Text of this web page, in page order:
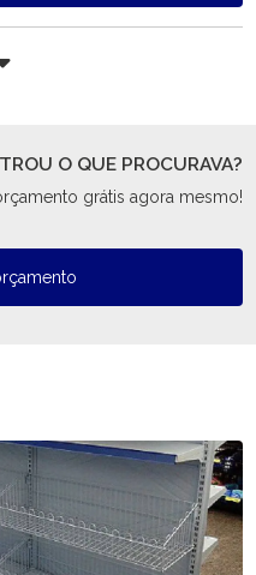
O QUE PROCURAVA?
grátis agora mesmo!